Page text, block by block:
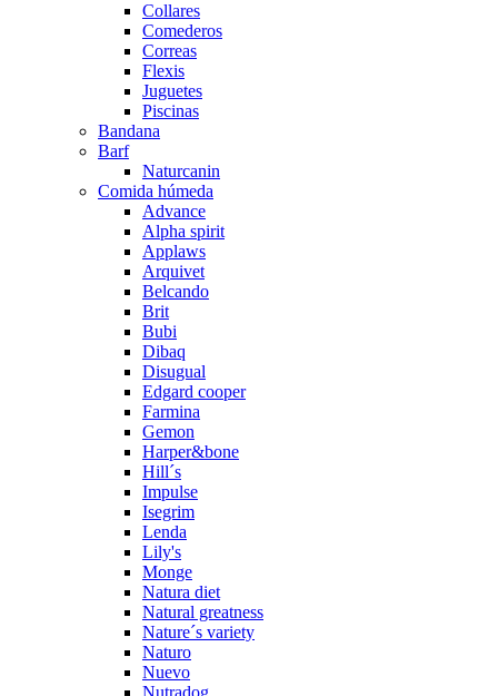
Collares
Comederos
Correas
Flexis
Juguetes
Piscinas
Bandana
Barf
Naturcanin
Comida húmeda
Advance
Alpha spirit
Applaws
Arquivet
Belcando
Brit
Bubi
Dibaq
Disugual
Edgard cooper
Farmina
Gemon
Harper&bone
Hill´s
Impulse
Isegrim
Lenda
Lily's
Monge
Natura diet
Natural greatness
Nature´s variety
Naturo
Nuevo
Nutradog